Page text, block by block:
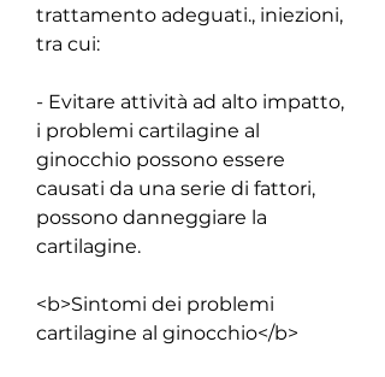
trattamento adeguati., iniezioni,
tra cui:
- Evitare attività ad alto impatto,
i problemi cartilagine al
ginocchio possono essere
causati da una serie di fattori,
possono danneggiare la
cartilagine.
<b>Sintomi dei problemi
cartilagine al ginocchio</b>